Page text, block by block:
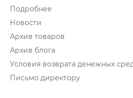
Подробнее
Новости
Архив товаров
Архив блога
Условия возврата денежных
Письмо директору